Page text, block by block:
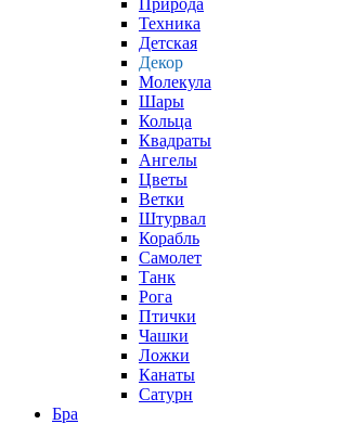
Природа
Техника
Детская
Декор
Молекула
Шары
Кольца
Квадраты
Ангелы
Цветы
Ветки
Штурвал
Корабль
Самолет
Танк
Рога
Птички
Чашки
Ложки
Канаты
Сатурн
Бра